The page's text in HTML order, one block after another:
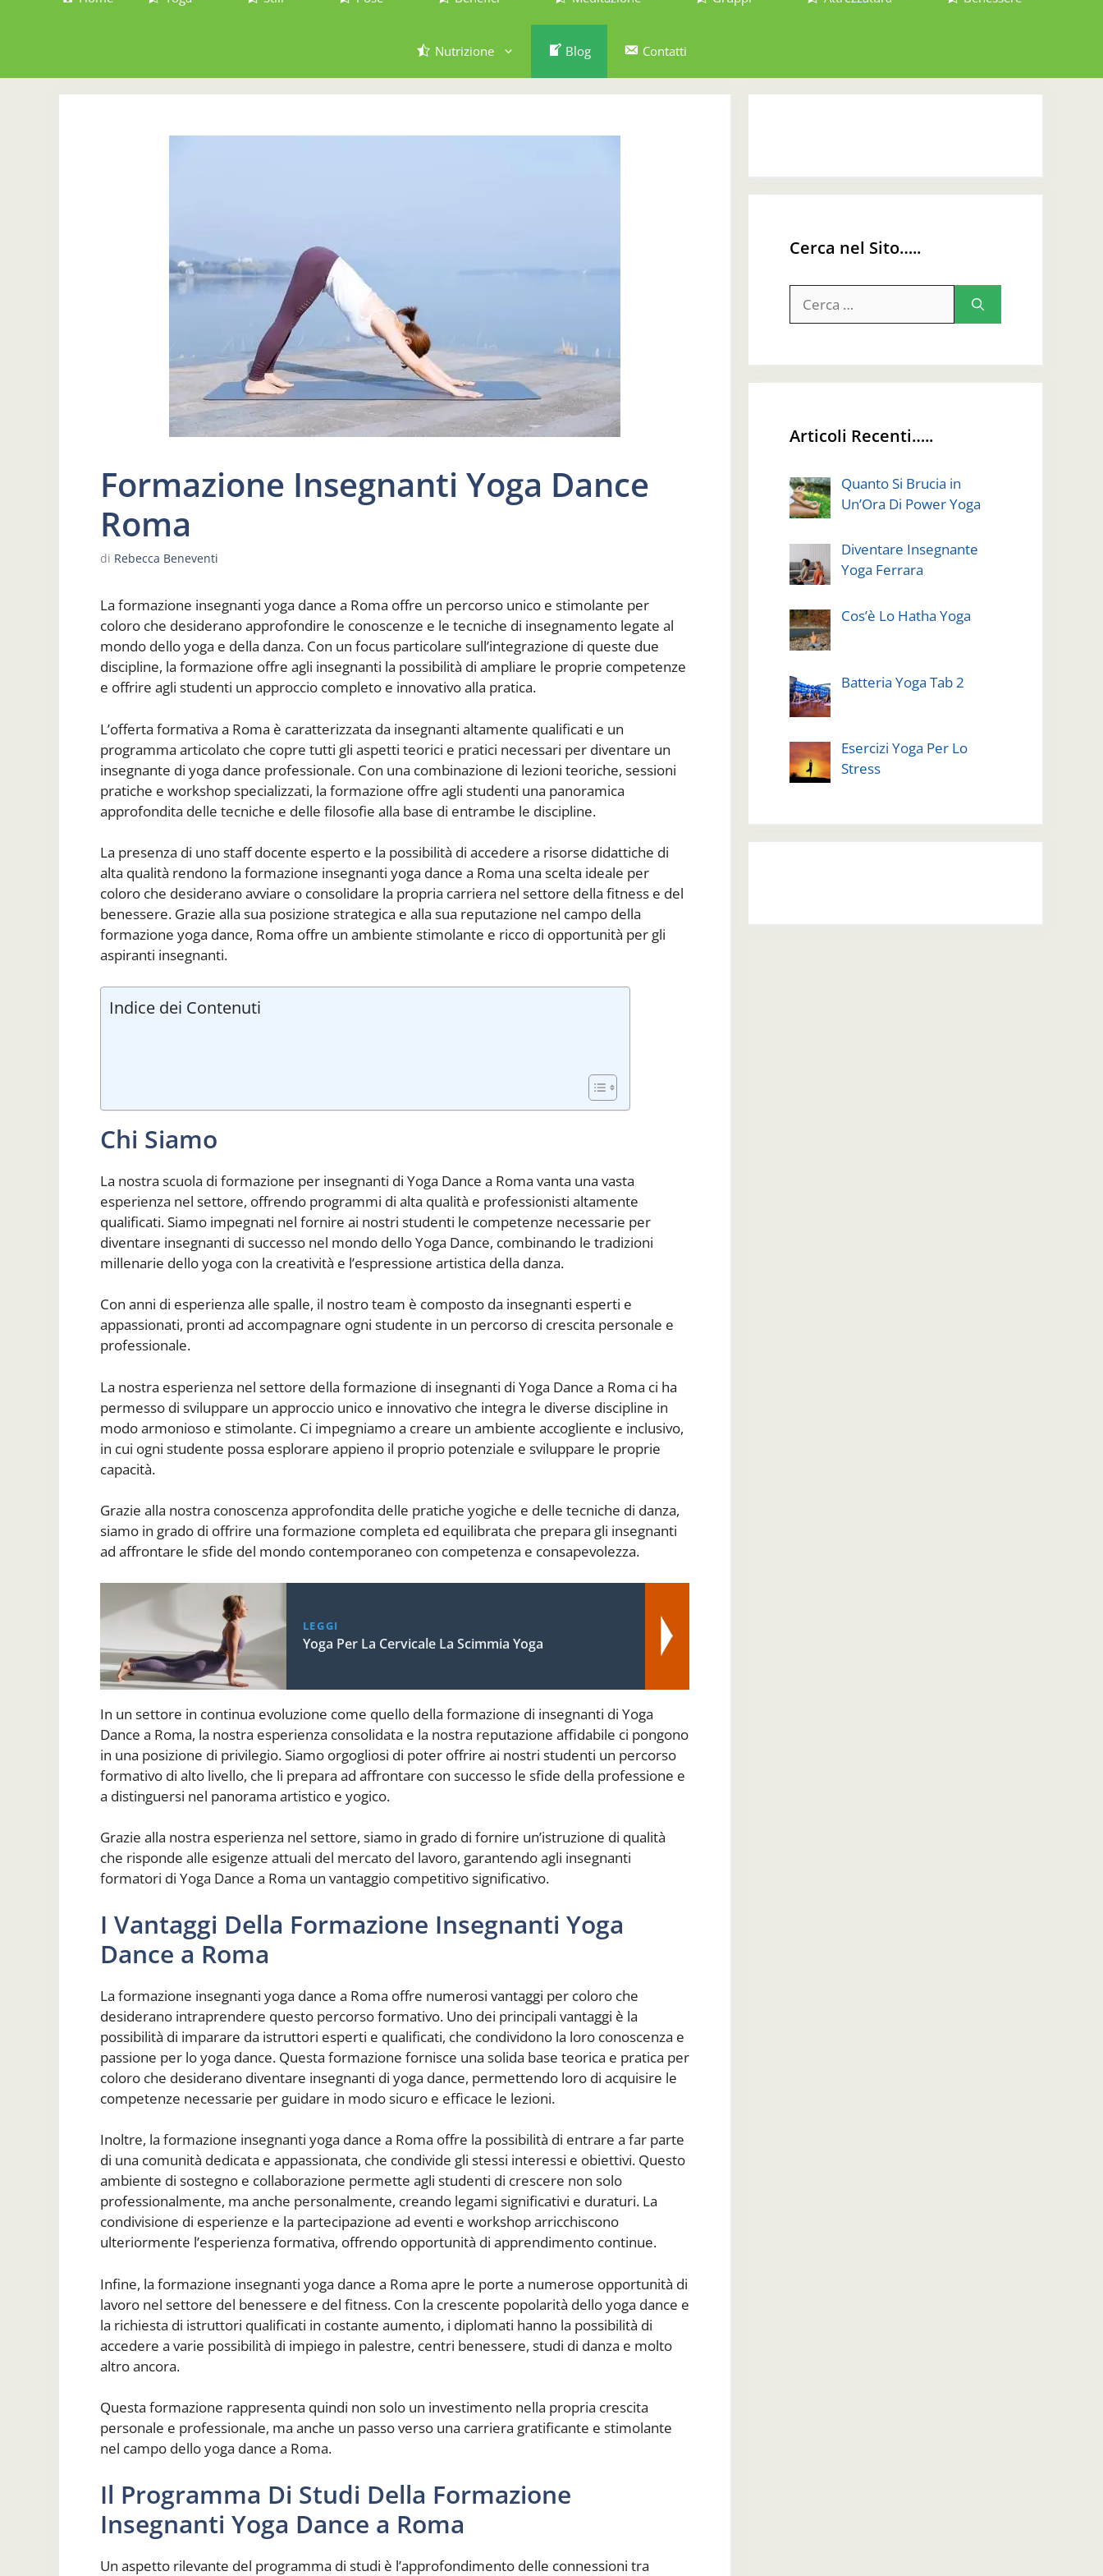
Nutrizione Blog Contatti
Formazione Insegnanti Yoga Dance
Roma
di Rebecca Beneventi
La formazione insegnanti yoga dance a Roma offre un percorso unico e stimolante per
coloro che desiderano approfondire le conoscenze e le tecniche di insegnamento legate al
mondo dello yoga e della danza. Con un focus particolare sull’integrazione di queste due
discipline, la formazione offre agli insegnanti la possibilità di ampliare le proprie competenze
e offrire agli studenti un approccio completo e innovativo alla pratica.
L’offerta formativa a Roma è caratterizzata da insegnanti altamente qualificati e un
programma articolato che copre tutti gli aspetti teorici e pratici necessari per diventare un
insegnante di yoga dance professionale. Con una combinazione di lezioni teoriche, sessioni
pratiche e workshop specializzati, la formazione offre agli studenti una panoramica
approfondita delle tecniche e delle filosofie alla base di entrambe le discipline.
La presenza di uno staff docente esperto e la possibilità di accedere a risorse didattiche di
alta qualità rendono la formazione insegnanti yoga dance a Roma una scelta ideale per
coloro che desiderano avviare o consolidare la propria carriera nel settore della fitness e del
benessere. Grazie alla sua posizione strategica e alla sua reputazione nel campo della
formazione yoga dance, Roma offre un ambiente stimolante e ricco di opportunità per gli
aspiranti insegnanti.
Indice dei Contenuti
Chi Siamo
La nostra scuola di formazione per insegnanti di Yoga Dance a Roma vanta una vasta
esperienza nel settore, offrendo programmi di alta qualità e professionisti altamente
qualificati. Siamo impegnati nel fornire ai nostri studenti le competenze necessarie per
diventare insegnanti di successo nel mondo dello Yoga Dance, combinando le tradizioni
millenarie dello yoga con la creatività e l’espressione artistica della danza.
Con anni di esperienza alle spalle, il nostro team è composto da insegnanti esperti e
appassionati, pronti ad accompagnare ogni studente in un percorso di crescita personale e
professionale.
La nostra esperienza nel settore della formazione di insegnanti di Yoga Dance a Roma ci ha
permesso di sviluppare un approccio unico e innovativo che integra le diverse discipline in
modo armonioso e stimolante. Ci impegniamo a creare un ambiente accogliente e inclusivo,
in cui ogni studente possa esplorare appieno il proprio potenziale e sviluppare le proprie
capacità.
Grazie alla nostra conoscenza approfondita delle pratiche yogiche e delle tecniche di danza,
siamo in grado di offrire una formazione completa ed equilibrata che prepara gli insegnanti
ad affrontare le sfide del mondo contemporaneo con competenza e consapevolezza.
LEGGI
Yoga Per La Cervicale La Scimmia Yoga
In un settore in continua evoluzione come quello della formazione di insegnanti di Yoga
Dance a Roma, la nostra esperienza consolidata e la nostra reputazione affidabile ci pongono
in una posizione di privilegio. Siamo orgogliosi di poter offrire ai nostri studenti un percorso
formativo di alto livello, che li prepara ad affrontare con successo le sfide della professione e
a distinguersi nel panorama artistico e yogico.
Grazie alla nostra esperienza nel settore, siamo in grado di fornire un’istruzione di qualità
che risponde alle esigenze attuali del mercato del lavoro, garantendo agli insegnanti
formatori di Yoga Dance a Roma un vantaggio competitivo significativo.
I Vantaggi Della Formazione Insegnanti Yoga
Dance a Roma
La formazione insegnanti yoga dance a Roma offre numerosi vantaggi per coloro che
desiderano intraprendere questo percorso formativo. Uno dei principali vantaggi è la
possibilità di imparare da istruttori esperti e qualificati, che condividono la loro conoscenza e
passione per lo yoga dance. Questa formazione fornisce una solida base teorica e pratica per
coloro che desiderano diventare insegnanti di yoga dance, permettendo loro di acquisire le
competenze necessarie per guidare in modo sicuro e efficace le lezioni.
Inoltre, la formazione insegnanti yoga dance a Roma offre la possibilità di entrare a far parte
di una comunità dedicata e appassionata, che condivide gli stessi interessi e obiettivi. Questo
ambiente di sostegno e collaborazione permette agli studenti di crescere non solo
professionalmente, ma anche personalmente, creando legami significativi e duraturi. La
condivisione di esperienze e la partecipazione ad eventi e workshop arricchiscono
ulteriormente l’esperienza formativa, offrendo opportunità di apprendimento continue.
Infine, la formazione insegnanti yoga dance a Roma apre le porte a numerose opportunità di
lavoro nel settore del benessere e del fitness. Con la crescente popolarità dello yoga dance e
la richiesta di istruttori qualificati in costante aumento, i diplomati hanno la possibilità di
accedere a varie possibilità di impiego in palestre, centri benessere, studi di danza e molto
altro ancora.
Questa formazione rappresenta quindi non solo un investimento nella propria crescita
personale e professionale, ma anche un passo verso una carriera gratificante e stimolante
nel campo dello yoga dance a Roma.
Il Programma Di Studi Della Formazione
Insegnanti Yoga Dance a Roma
Un aspetto rilevante del programma di studi è l’approfondimento delle connessioni tra
Cerca nel Sito…..
per:
Articoli Recenti…..
Quanto Si Brucia in
Un’Ora Di Power Yoga
Diventare Insegnante
Yoga Ferrara
Cos’è Lo Hatha Yoga
Batteria Yoga Tab 2
Esercizi Yoga Per Lo
Stress